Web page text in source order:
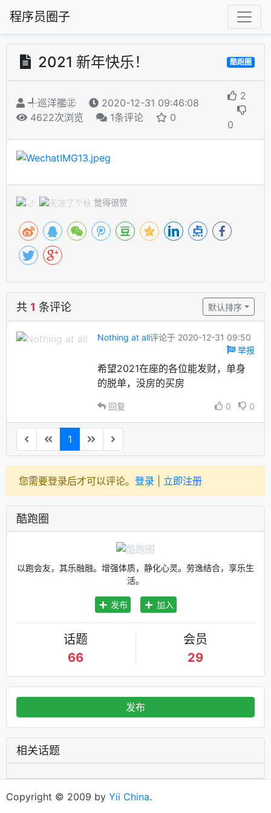
程序员圈子
2021 新年快乐！ 酷跑圈
╃巡洋艦㊣
2020-12-31 09:46:08
4622次浏览
1条评论 0
2
0
觉得很赞
共 1 条评论 默认排序
Nothing at all评论于 2020-12-31 09:50
举报
希望2021在座的各位能发财，单身
的脱单，没房的买房
回复 0 0
1
您需要登录后才可以评论。 登录 立即注册
酷跑圈
以跑会友，其乐融融。增强体质，静化心灵。劳逸结合，享乐生
活。
发布 加入
话题
66
会员
29
发布
相关话题
Copyright © 2009 by Yii China.